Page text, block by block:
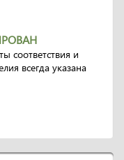
соответствия и
всегда указана